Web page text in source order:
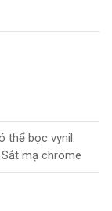
thể bọc vynil.
mạ chrome